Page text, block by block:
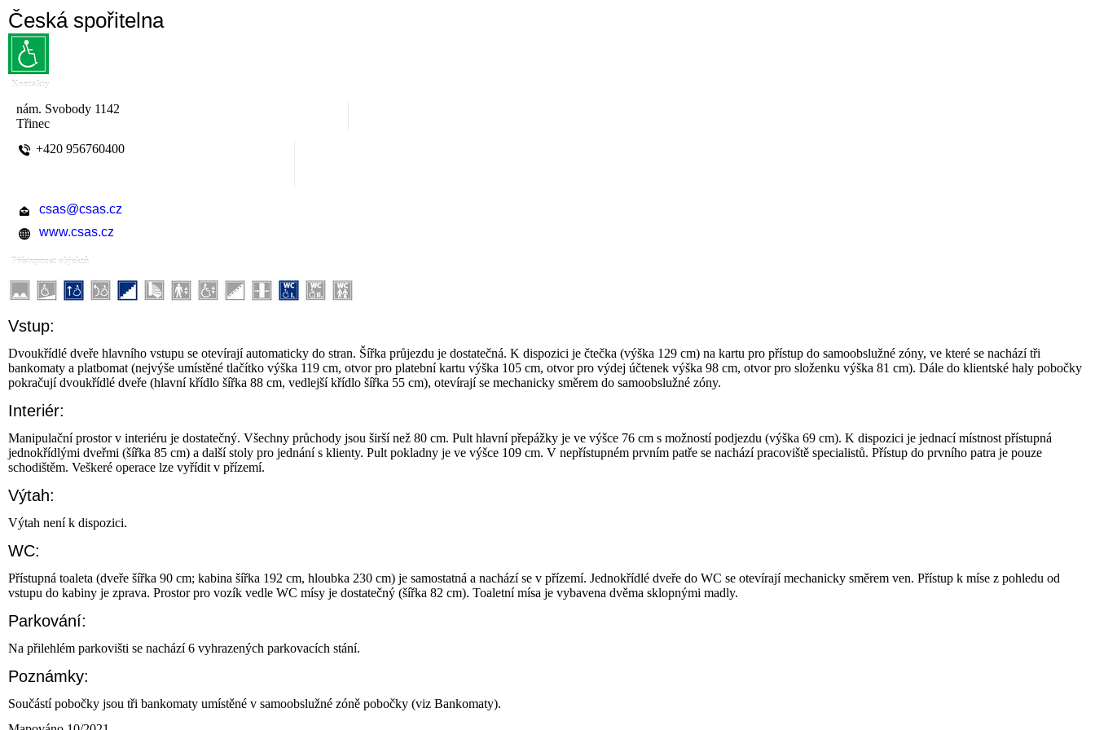
Česká spořitelna
Kontakty
nám. Svobody 1142
Třinec
+420 956760400
csas@csas.cz
www.csas.cz
Přístupnost objektů
Vstup:
Dvoukřídlé dveře hlavního vstupu se otevírají automaticky do stran. Šířka průjezdu je dostatečná. K dispozici je čtečka (výška 129 cm) na kartu pro přístup do samoobslužné zóny, ve které se nachází tři
bankomaty a platbomat (nejvýše umístěné tlačítko výška 119 cm, otvor pro platební kartu výška 105 cm, otvor pro výdej účtenek výška 98 cm, otvor pro složenku výška 81 cm). Dále do klientské haly pobočky
pokračují dvoukřídlé dveře (hlavní křídlo šířka 88 cm, vedlejší křídlo šířka 55 cm), otevírají se mechanicky směrem do samoobslužné zóny.
Interiér:
Manipulační prostor v interiéru je dostatečný. Všechny průchody jsou širší než 80 cm. Pult hlavní přepážky je ve výšce 76 cm s možností podjezdu (výška 69 cm). K dispozici je jednací místnost přístupná
jednokřídlými dveřmi (šířka 85 cm) a další stoly pro jednání s klienty. Pult pokladny je ve výšce 109 cm. V nepřístupném prvním patře se nachází pracoviště specialistů. Přístup do prvního patra je pouze
schodištěm. Veškeré operace lze vyřídit v přízemí.
Výtah:
Výtah není k dispozici.
WC:
Přístupná toaleta (dveře šířka 90 cm; kabina šířka 192 cm, hloubka 230 cm) je samostatná a nachází se v přízemí. Jednokřídlé dveře do WC se otevírají mechanicky směrem ven. Přístup k míse z pohledu od
vstupu do kabiny je zprava. Prostor pro vozík vedle WC mísy je dostatečný (šířka 82 cm). Toaletní mísa je vybavena dvěma sklopnými madly.
Parkování:
Na přilehlém parkovišti se nachází 6 vyhrazených parkovacích stání.
Poznámky:
Součástí pobočky jsou tři bankomaty umístěné v samoobslužné zóně pobočky (viz Bankomaty).